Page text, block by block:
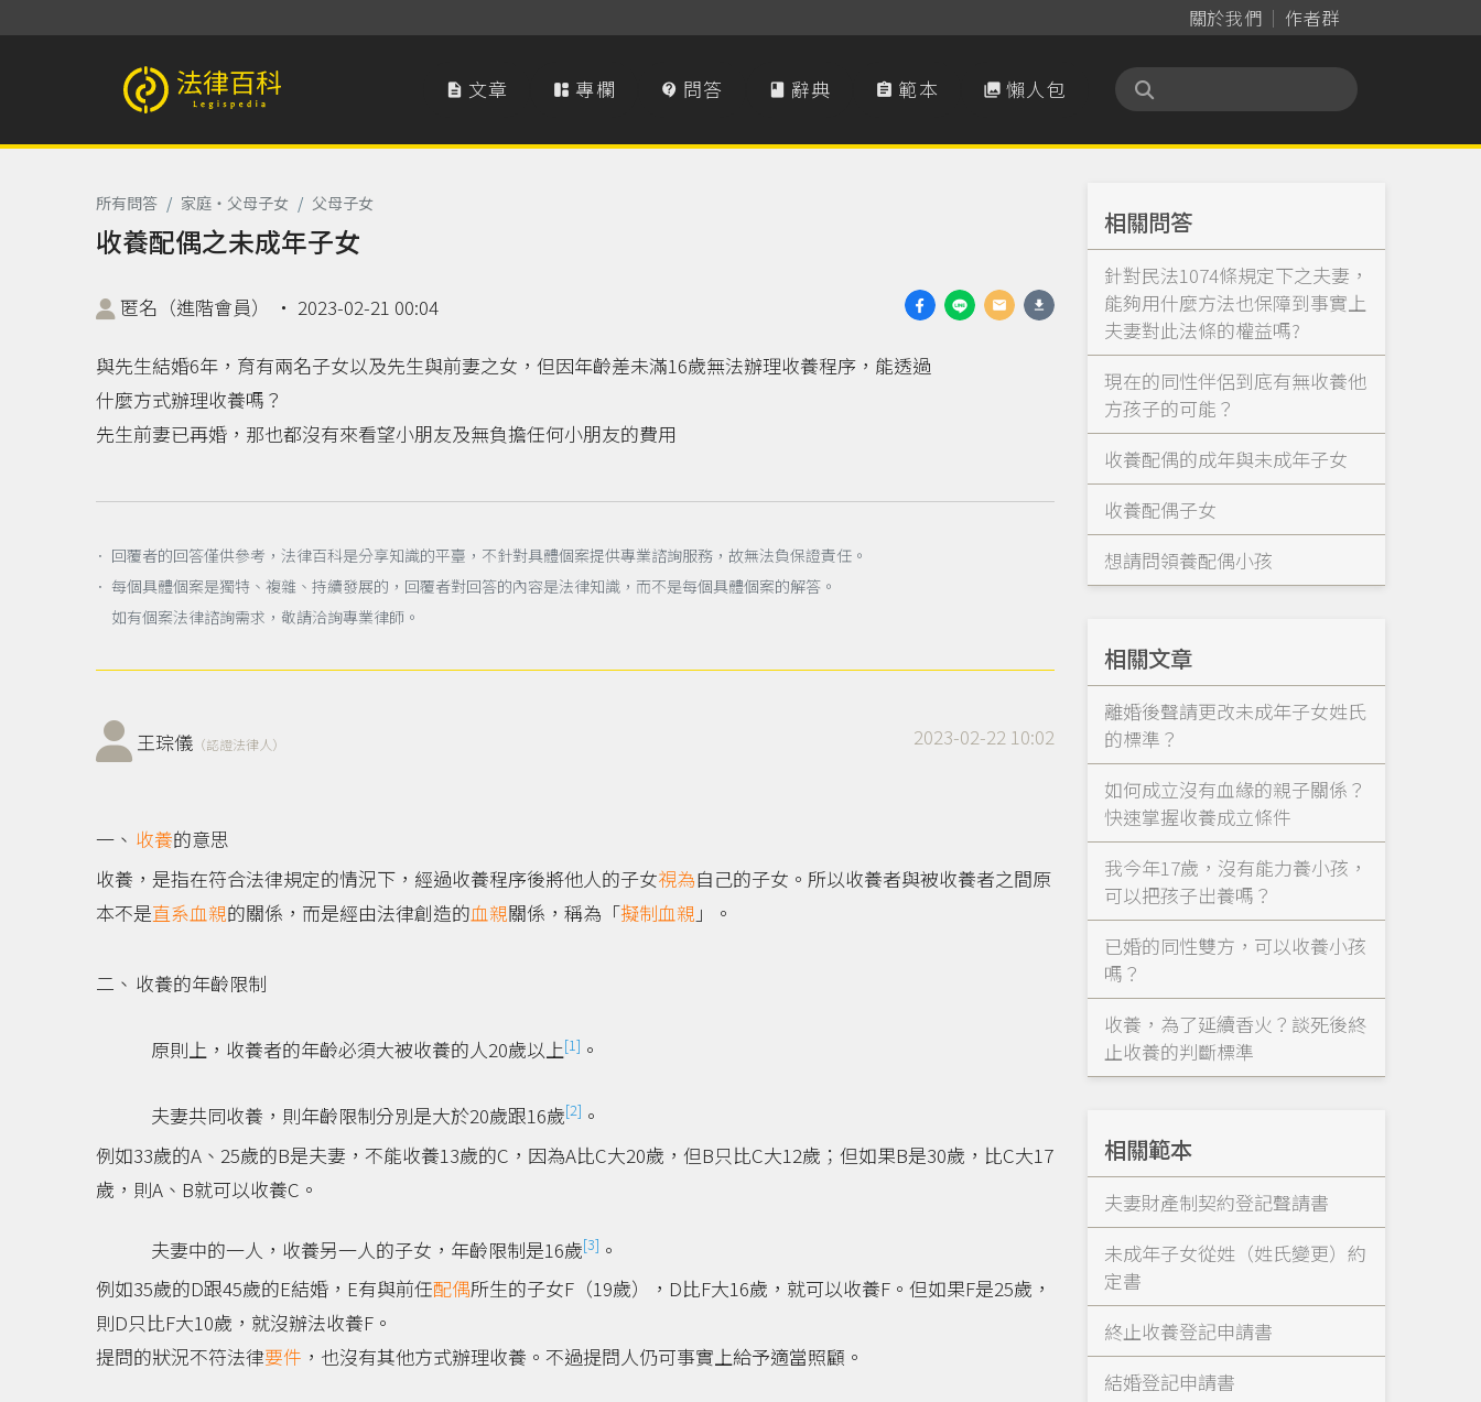
關於我們 作者群
法律百科 Legispedia  文章  專欄  問答  辭典  範本  懶人包
所有問答 / 家庭‧父母子女 / 父母子女
收養配偶之未成年子女
匿名（進階會員） ‧ 2023-02-21 00:04
與先生結婚6年，育有兩名子女以及先生與前妻之女，但因年齡差未滿16歲無法辦理收養程序，能透過
什麼方式辦理收養嗎？
先生前妻已再婚，那也都沒有來看望小朋友及無負擔任何小朋友的費用
． 回覆者的回答僅供參考，法律百科是分享知識的平臺，不針對具體個案提供專業諮詢服務，故無法負保證責任。
． 每個具體個案是獨特、複雜、持續發展的，回覆者對回答的內容是法律知識，而不是每個具體個案的解答。
如有個案法律諮詢需求，敬請洽詢專業律師。
王琮儀 （認證法律人） 2023-02-22 10:02
收養的意思
收養，是指在符合法律規定的情況下，經過收養程序後將他人的子女視為自己的子女。所以收養者與被收養者之間原
本不是直系血親的關係，而是經由法律創造的血親關係，稱為「擬制血親 」。
收養的年齡限制
原則上，收養者的年齡必須大被收養的人20歲以上[1] 。
夫妻共同收養，則年齡限制分別是大於20歲跟16歲[2] 。
例如33歲的A、25歲的B是夫妻，不能收養13歲的C，因為A比C大20歲，但B只比C大12歲；但如果B是30歲，比C大17
歲，則A、B就可以收養C。
夫妻中的一人，收養另一人的子女，年齡限制是16歲[3] 。
例如35歲的D跟45歲的E結婚，E有與前任配偶所生的子女F（19歲），D比F大16歲，就可以收養F。但如果F是25歲，
則D只比F大10歲，就沒辦法收養F。
提問的狀況不符法律要件 ，也沒有其他方式辦理收養。不過提問人仍可事實上給予適當照顧。
相關問答
針對民法1074條規定下之夫妻，
能夠用什麼方法也保障到事實上
夫妻對此法條的權益嗎?
現在的同性伴侶到底有無收養他
方孩子的可能？
收養配偶的成年與未成年子女
收養配偶子女
想請問領養配偶小孩
相關文章
離婚後聲請更改未成年子女姓氏
的標準？
如何成立沒有血緣的親子關係？
快速掌握收養成立條件
我今年17歲，沒有能力養小孩，
可以把孩子出養嗎？
已婚的同性雙方，可以收養小孩
嗎？
收養，為了延續香火？談死後終
止收養的判斷標準
相關範本
夫妻財產制契約登記聲請書
未成年子女從姓（姓氏變更）約
定書
終止收養登記申請書
結婚登記申請書